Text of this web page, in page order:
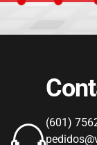
(601)